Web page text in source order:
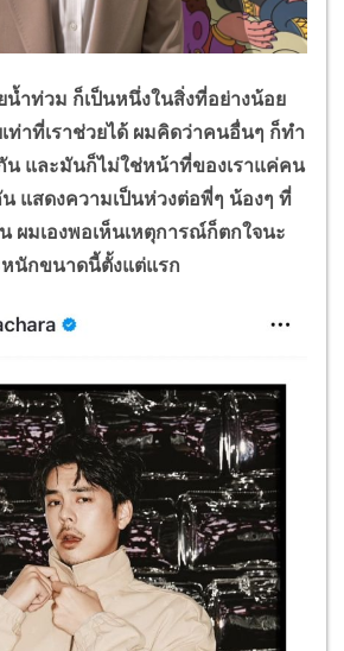
ำท่วม ก็เป็นหนึ่งในสิ่งที่อย่างน้อย
ท่าที่เราช่วยได้ ผมคิดว่าคนอื่นๆ ก็ทำ
น และมันก็ไม่ใช่หน้าที่ของเราแค่คน
แสดงความเป็นห่วงต่อพี่ๆ น้องๆ ที่
ผมเองพอเห็นเหตุการณ์ก็ตกใจนะ
นักขนาดนี้ตั้งแต่แรก